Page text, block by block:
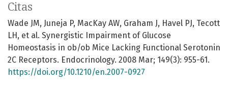
Citas
Wade JM, Juneja P, MacKay AW, Graham J, Havel PJ, Tecott
LH, et al. Synergistic Impairment of Glucose
Homeostasis in ob/ob Mice Lacking Functional Serotonin
2C Receptors. Endocrinology. 2008 Mar; 149(3): 955-61.
https://doi.org/10.1210/en.2007-0927